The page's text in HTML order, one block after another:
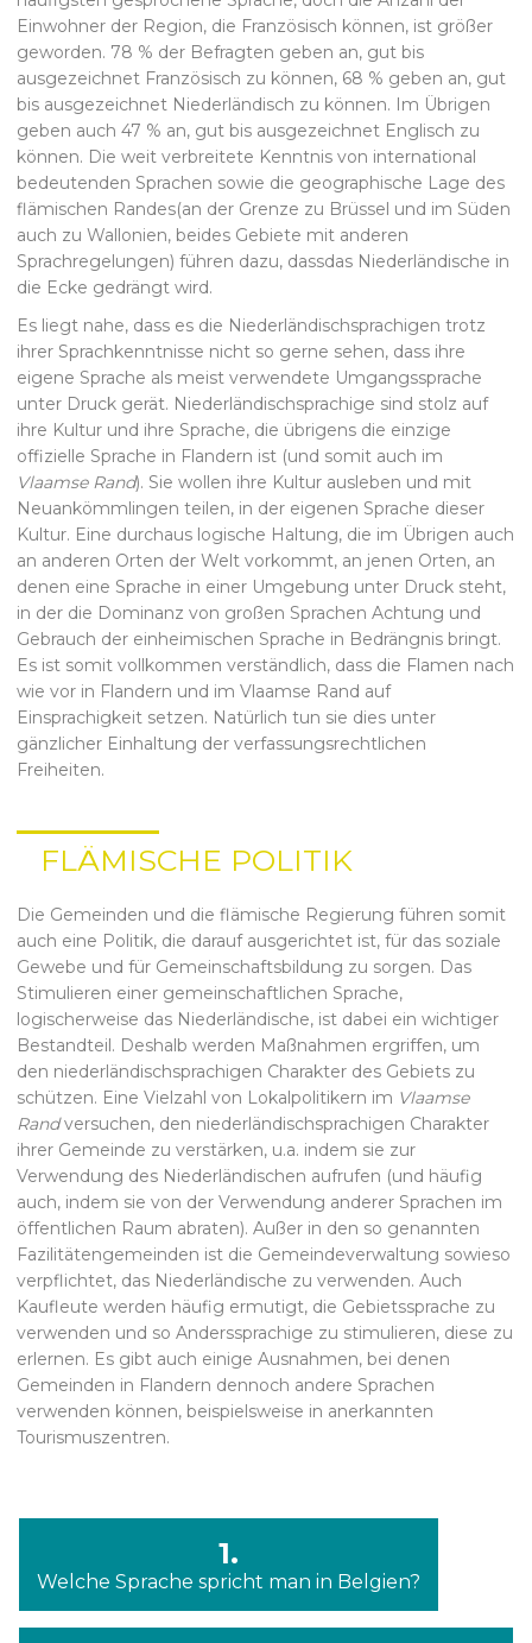
Einwohner der Region, die Französisch können, ist größer
geworden. 78 % der Befragten geben an, gut bis
ausgezeichnet Französisch zu können, 68 % geben an, gut
bis ausgezeichnet Niederländisch zu können. Im Übrigen
geben auch 47 % an, gut bis ausgezeichnet Englisch zu
können. Die weit verbreitete Kenntnis von international
bedeutenden Sprachen sowie die geographische Lage des
flämischen Randes(an der Grenze zu Brüssel und im Süden
auch zu Wallonien, beides Gebiete mit anderen
Sprachregelungen) führen dazu, dassdas Niederländische in
die Ecke gedrängt wird.
Es liegt nahe, dass es die Niederländischsprachigen trotz
ihrer Sprachkenntnisse nicht so gerne sehen, dass ihre
eigene Sprache als meist verwendete Umgangssprache
unter Druck gerät. Niederländischsprachige sind stolz auf
ihre Kultur und ihre Sprache, die übrigens die einzige
offizielle Sprache in Flandern ist (und somit auch im
Vlaamse Rand). Sie wollen ihre Kultur ausleben und mit
Neuankömmlingen teilen, in der eigenen Sprache dieser
Kultur. Eine durchaus logische Haltung, die im Übrigen auch
an anderen Orten der Welt vorkommt, an jenen Orten, an
denen eine Sprache in einer Umgebung unter Druck steht,
in der die Dominanz von großen Sprachen Achtung und
Gebrauch der einheimischen Sprache in Bedrängnis bringt.
Es ist somit vollkommen verständlich, dass die Flamen nach
wie vor in Flandern und im Vlaamse Rand auf
Einsprachigkeit setzen. Natürlich tun sie dies unter
gänzlicher Einhaltung der verfassungsrechtlichen
Freiheiten.
FLÄMISCHE POLITIK
Die Gemeinden und die flämische Regierung führen somit
auch eine Politik, die darauf ausgerichtet ist, für das soziale
Gewebe und für Gemeinschaftsbildung zu sorgen. Das
Stimulieren einer gemeinschaftlichen Sprache,
logischerweise das Niederländische, ist dabei ein wichtiger
Bestandteil. Deshalb werden Maßnahmen ergriffen, um
den niederländischsprachigen Charakter des Gebiets zu
schützen. Eine Vielzahl von Lokalpolitikern im Vlaamse
Randversuchen, den niederländischsprachigen Charakter
ihrer Gemeinde zu verstärken, u.a. indem sie zur
Verwendung des Niederländischen aufrufen (und häufig
auch, indem sie von der Verwendung anderer Sprachen im
öffentlichen Raum abraten). Außer in den so genannten
Fazilitätengemeinden ist die Gemeindeverwaltung sowieso
verpflichtet, das Niederländische zu verwenden. Auch
Kaufleute werden häufig ermutigt, die Gebietssprache zu
verwenden und so Anderssprachige zu stimulieren, diese zu
erlernen. Es gibt auch einige Ausnahmen, bei denen
Gemeinden in Flandern dennoch andere Sprachen
verwenden können, beispielsweise in anerkannten
Tourismuszentren.
1.
Welche Sprache spricht man in Belgien?